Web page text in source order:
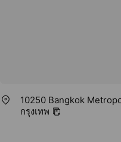
10250 Bangkok
กรุงเทพ